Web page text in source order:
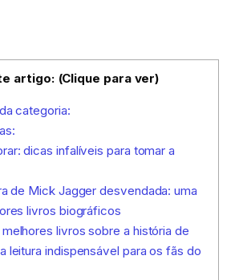
artigo: (Clique para ver)
categoria:
dicas infalíveis para tomar a
de Mick Jagger desvendada: uma
livros biográficos
livros sobre a história de
leitura indispensável para os fãs do